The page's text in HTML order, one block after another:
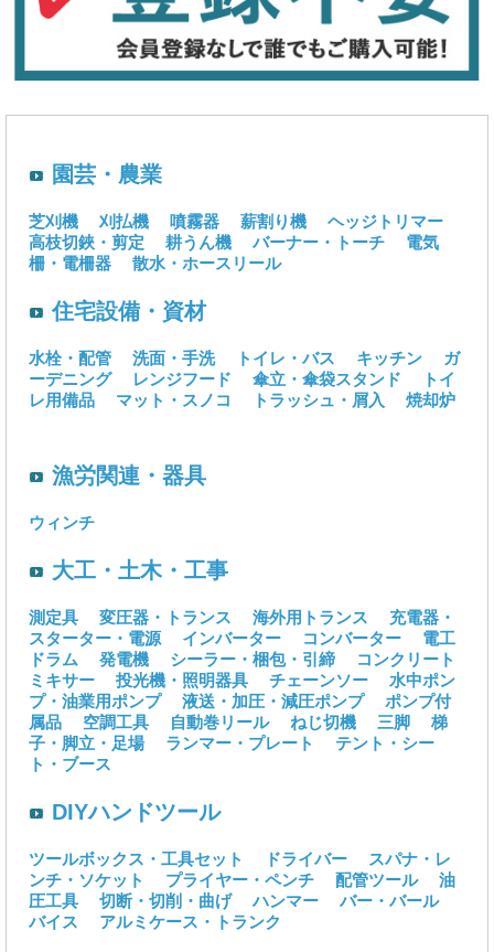
園芸・農業
芝刈機 刈払機 噴霧器 薪割り機
ヘッジトリマー
高枝切鋏・剪定
耕うん機 バーナー・トーチ
電気
柵・電柵器
散水・ホースリール
住宅設備・資材
水栓・配管 洗面・手洗 トイレ・バス キッチン
ガ
ーデニング
レンジフード 傘立・傘袋スタンド
トイ
レ用備品
マット・スノコ トラッシュ・屑入 焼却炉
漁労関連・器具
ウィンチ
大工・土木・工事
測定具 変圧器・トランス 海外用トランス
充電器・
スターター・電源
インバーター コンバーター
電工
ドラム
発電機 シーラー・梱包・引締
コンクリート
ミキサー
投光機・照明器具 チェーンソー
水中ポン
プ・油業用ポンプ
液送・加圧・減圧ポンプ
ポンプ付
属品
空調工具 自動巻リール ねじ切機 三脚
梯
子・脚立・足場
ランマー・プレート
テント・シー
ト・ブース
DIYハンドツール
ツールボックス・工具セット ドライバー
スパナ・レ
ンチ・ソケット
プライヤー・ペンチ 配管ツール
油
圧工具
切断・切削・曲げ ハンマー
バー・バール
バイス
アルミケース・トランク